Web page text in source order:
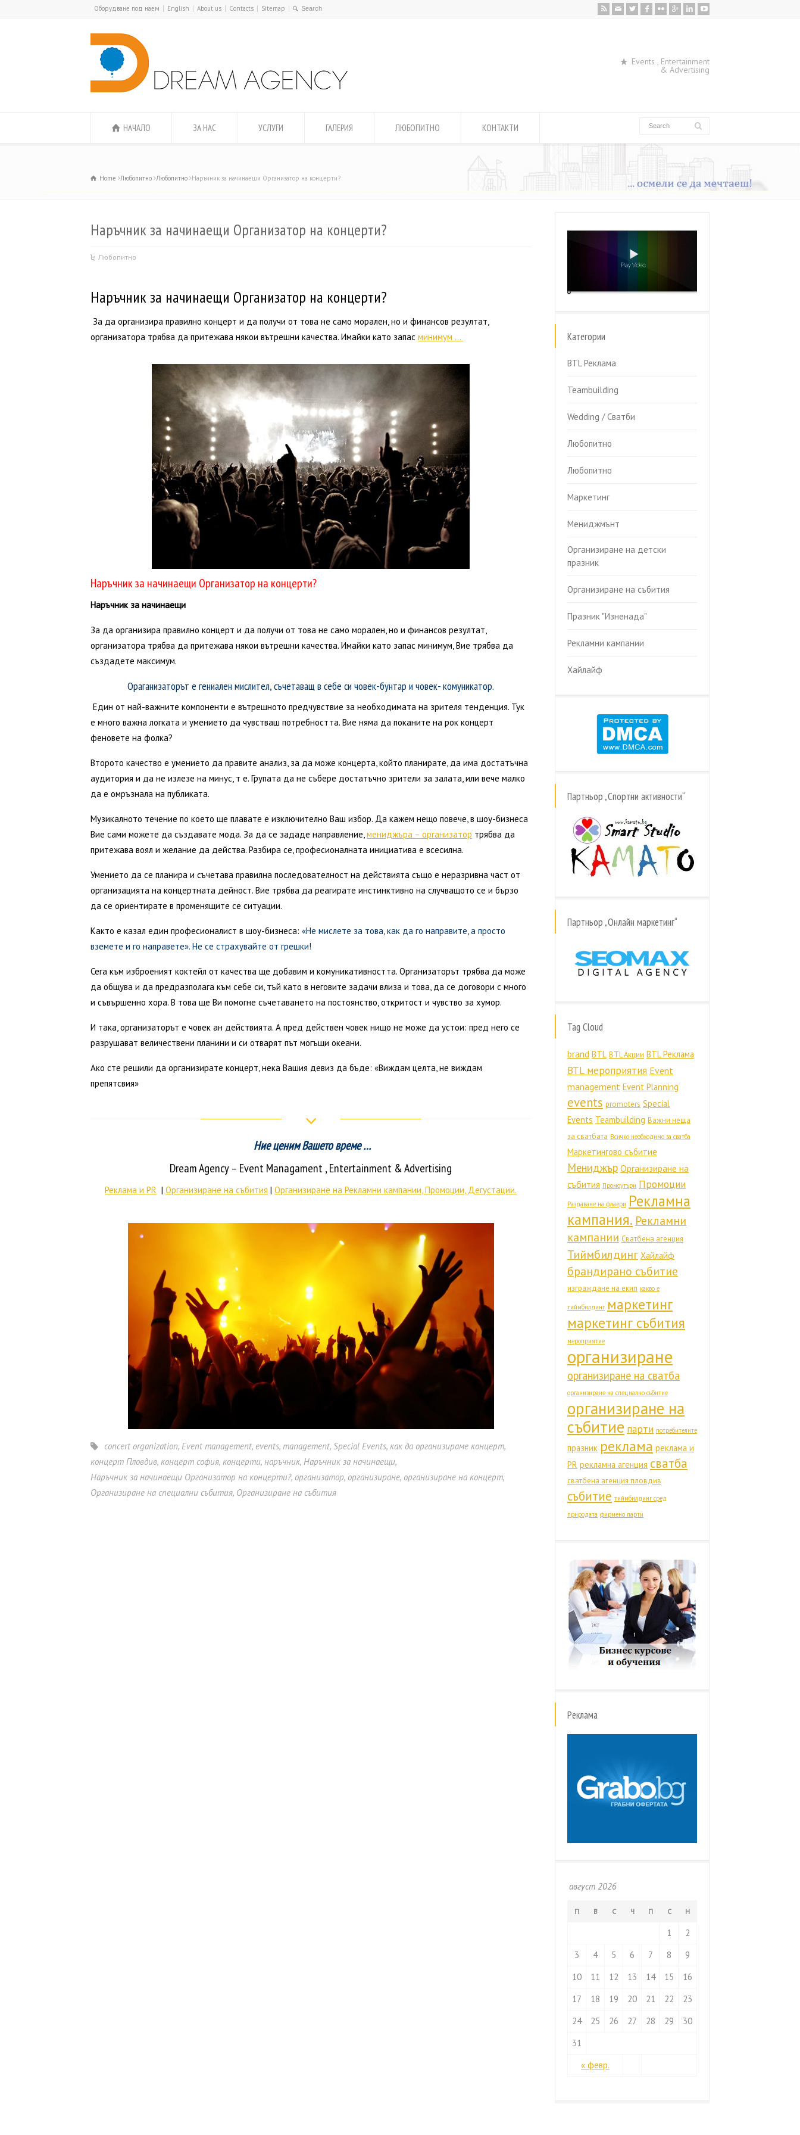
Оборудване под наем English About us Contacts Sitemap
Events , Entertainment
& Advertising
НАЧАЛО ЗА НАС УСЛУГИ ГАЛЕРИЯ ЛЮБОПИТНО КОНТАКТИ
Home Любопитно Любопитно Наръчник за начинаещи Организатор на концерти?
Наръчник за начинаещи Организатор на концерти?
Любопитно
Наръчник за начинаещи Организатор на концерти?
За да организира правилно концерт и да получи от това не само морален, но и финансов резултат,
организатора трябва да притежава някои вътрешни качества. Имайки като запас минимум …
Наръчник за начинаещи Организатор на концерти?
Наръчник за начинаещи
За да организира правилно концерт и да получи от това не само морален, но и финансов резултат,
организатора трябва да притежава някои вътрешни качества. Имайки като запас минимум, Вие трябва да
създадете максимум.
Ораганизаторът е гениален мислител, съчетаващ в себе си човек-бунтар и човек- комуникатор.
Един от най-важните компоненти е вътрешното предчувствие за необходимата на зрителя тенденция. Тук
е много важна логката и умението да чувстваш потребността. Вие няма да поканите на рок концерт
феновете на фолка?
Второто качество е умението да правите анализ, за да може концерта, който планирате, да има достатъчна
аудитория и да не излезе на минус, т е. Групата да не събере достатъчно зрители за залата, или вече малко
да е омръзнала на публиката.
Музикалното течение по което ще плавате е изключително Ваш избор. Да кажем нещо повече, в шоу-бизнеса
Вие сами можете да създавате мода. За да се зададе направление,мениджъра – организатор трябва да
притежава воял и желание да действа. Разбира се, професионалната инициатива е всесилна.
Умението да се планира и съчетава правилна последователност на действията също е неразривна част от
организацията на концертната дейност. Вие трябва да реагирате инстинктивно на случващото се и бързо
да се ориентирате в променящите се ситуации.
Както е казал един професионалист в шоу-бизнеса: «Не мислете за това, как да го направите, а просто
вземете и го направете». Не се страхувайте от грешки!
Сега към изброеният коктейл от качества ще добавим и комуникативността. Организаторът трябва да може
да общува и да предразполага към себе си, тъй като в неговите задачи влиза и това, да се договори с много
и съвършенно хора. В това ще Ви помогне съчетаването на постоянство, откритост и чувство за хумор.
И така, организаторът е човек ан действията. А пред действен човек нищо не може да устои: пред него се
разрушават величествени планини и си отварят път могъщи океани.
Ако сте решили да организирате концерт, нека Вашия девиз да бъде: «Виждам целта, не виждам
препятсвия»
Ние ценим Вашето време …
Dream Agency – Event Managament, Entertainment & Advertising
Реклама и PR | Организиране на събития | Организиране на Рекламни кампании, Промоции, Дегустации.
concert organization, Event management, events, management, Special Events, как да организираме концерт,
концерт Пловдив, концерт софия, концерти, наръчник, Наръчник за начинаещи,
Наръчник за начинаещи Организатор на концерти?, организатор, организиране, организиране на концерт,
Организиране на специални събития, Организиране на събития
Категории
BTL Реклама
Teambuilding
Wedding / Сватби
Любопитно
Любопитно
Маркетинг
Мениджмънт
Организиране на детски
празник
Организиране на събития
Празник "Изненада"
Рекламни кампании
Хайлайф
Партньор „Спортни активности“
Партньор „Онлайн маркетинг“
Tag Cloud
brand BTL BTL Акции BTL Реклама
BTL мероприятия Event
management Event Planning
events promoters Special
Events Teambuilding Важни неща
за сватбата Всичко необходимо за сватба
Маркетингово събитие
Мениджър Организиране на
събития Промоутъри Промоции
Раздаване на флаери Рекламна
кампания. Рекламни
кампании Сватбена агенция
Тиймбилдинг Хайлайф
брандирано събитие
изграждане на екип какво е
тиймбилдинг маркетинг
маркетинг събития
мероприятие
организиране
организиране на сватба
организиране на специално събитие
организиране на
събитие парти потребителите
празник реклама реклама и
PR рекламна агенция сватба
сватбена агенция пловдив
събитие тиймбилдинг сред
природата фирмено парти
Реклама
август 2026
П В С Ч П С Н
« февр.
1
2
3
4 5 6 7 8
9
10
11 12 13 14 15
16
17
18 19 20 21 22
23
24
25 26 27 28 29
30
31